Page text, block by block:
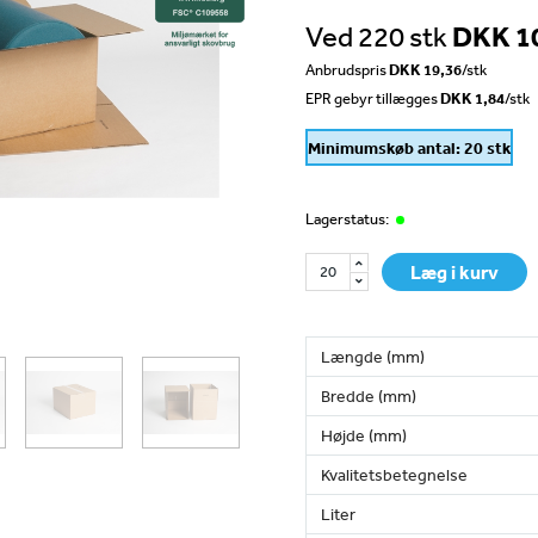
Ved 220 stk DKK
AnbrudsprisDKK 19,36/stk
EPR gebyr tillæggesDKK 1,84/stk
Minimumskøb antal: 20 stk
Lagerstatus:
Læg i kurv
Længde (mm)
Bredde (mm)
Højde (mm)
Kvalitetsbetegnelse
Liter